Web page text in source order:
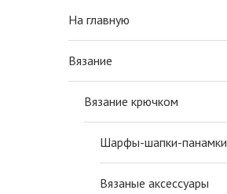
На главную
Вязание
Вязание крючком
Шарфы-шапки-панамки
Вязаные аксессуары